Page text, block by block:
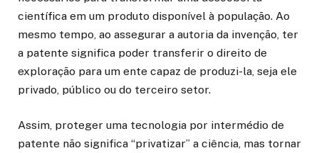
científica em um produto disponível à população. Ao
mesmo tempo, ao assegurar a autoria da invenção, ter
a patente significa poder transferir o direito de
exploração para um ente capaz de produzi-la, seja ele
privado, público ou do terceiro setor.
Assim, proteger uma tecnologia por intermédio de
patente não significa “privatizar” a ciência, mas tornar